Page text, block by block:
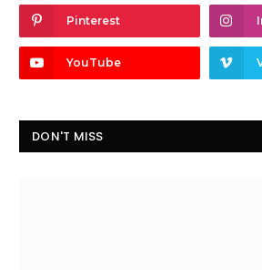
Pinterest
YouTube
DON'T MISS